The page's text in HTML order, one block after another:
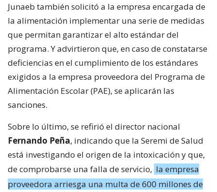
Junaeb también solicitó a la empresa encargada de
la alimentación implementar una serie de medidas
que permitan garantizar el alto estándar del
programa. Y advirtieron que, en caso de constatarse
deficiencias en el cumplimiento de los estándares
exigidos a la empresa proveedora del Programa de
Alimentación Escolar (PAE), se aplicarán las
sanciones.
Sobre lo último, se refirió el director nacional
Fernando Peña, indicando que la Seremi de Salud
está investigando el origen de la intoxicación y que,
de comprobarse una falla de servicio, la empresa
proveedora arriesga una multa de 600 millones de